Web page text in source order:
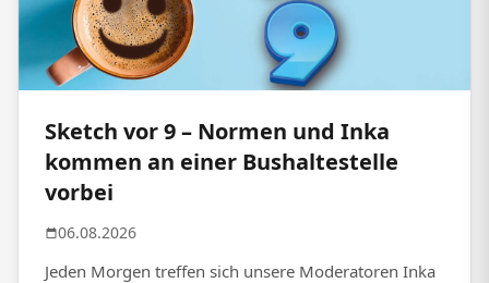
Sketch vor 9 – Normen und Inka
kommen an einer Bushaltestelle
vorbei
06.08.2026
Jeden Morgen treffen sich unsere Moderatoren Inka